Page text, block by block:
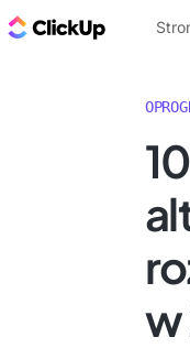
ClickUp
w